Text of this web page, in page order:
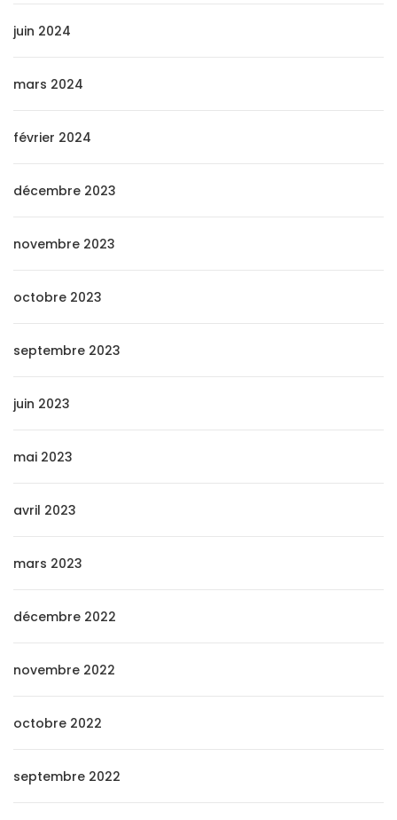
juin 2024
mars 2024
février 2024
décembre 2023
novembre 2023
octobre 2023
septembre 2023
juin 2023
mai 2023
avril 2023
mars 2023
décembre 2022
novembre 2022
octobre 2022
septembre 2022